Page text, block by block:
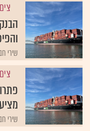
שירי
שירי